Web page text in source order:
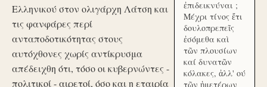
Ελληνικού στον ολιγάρχη Λάτση και
τις φανφάρες περί
ανταποδοτικότητας στους
αυτόχθονες χωρίς αντίκρυσμα
απέδειχθη ότι, τόσο οι κυβερνώντες -
πολιτικοί - αιρετοί, όσο και η εταιρία
ἐπιδεικνύναι ;
Μέχρι τίνος ἔτι
δουλοπρεπεῖς
ἐσόμεθα καὶ
τῶν πλουσίων
καί δυνατῶν
κόλακες, ἀλλ' ού
τῶν ἡμετέρων